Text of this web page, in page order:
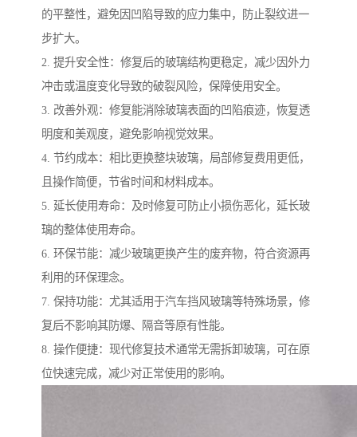
的平整性，避免因凹陷导致的应力集中，防止裂纹进一
步扩大。
2. 提升安全性：修复后的玻璃结构更稳定，减少因外力
冲击或温度变化导致的破裂风险，保障使用安全。
3. 改善外观：修复能消除玻璃表面的凹陷痕迹，恢复透
明度和美观度，避免影响视觉效果。
4. 节约成本：相比更换整块玻璃，局部修复费用更低，
且操作简便，节省时间和材料成本。
5. 延长使用寿命：及时修复可防止小损伤恶化，延长玻
璃的整体使用寿命。
6. 环保节能：减少玻璃更换产生的废弃物，符合资源再
利用的环保理念。
7. 保持功能：尤其适用于汽车挡风玻璃等特殊场景，修
复后不影响其防爆、隔音等原有性能。
8. 操作便捷：现代修复技术通常无需拆卸玻璃，可在原
位快速完成，减少对正常使用的影响。